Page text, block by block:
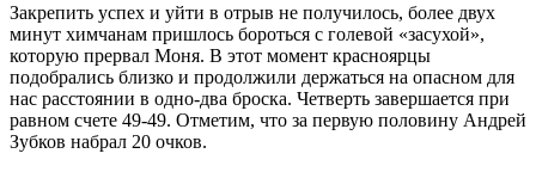
Закрепить успех и уйти в отрыв не получилось, более двух
минут химчанам пришлось бороться с голевой «засухой»,
которую прервал Моня. В этот момент красноярцы
подобрались близко и продолжили держаться на опасном для
нас расстоянии в одно-два броска. Четверть завершается при
равном счете 49-49. Отметим, что за первую половину Андрей
Зубков набрал 20 очков.